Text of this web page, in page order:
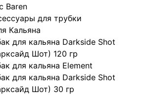
Baren
для трубки
Кальяна
для кальяна Darkside Shot
Шот) 120 гр
для кальяна Element
для кальяна Darkside Shot
Шот) 30 гр